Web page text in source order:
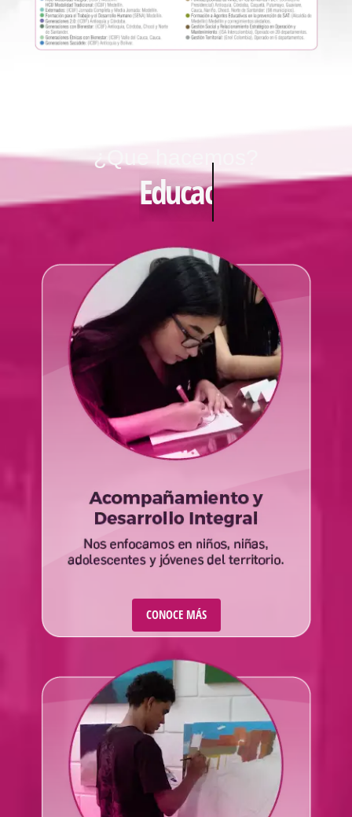
¿Que hacemos?
Educación
CONOCE MÁS